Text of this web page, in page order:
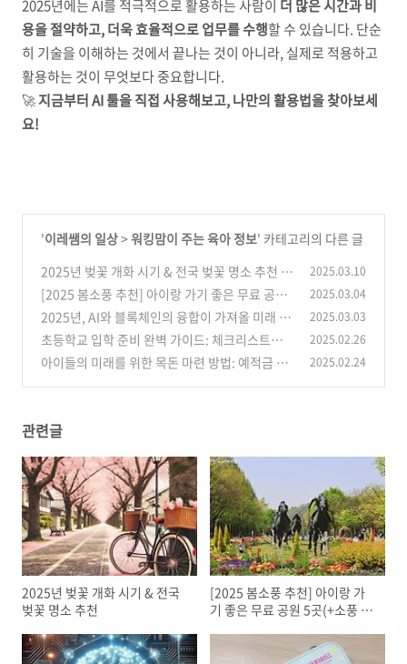
2025년에는 AI를 적극적으로 활용하는 사람이 더 많은 시간과 비
용을 절약하고, 더욱 효율적으로 업무를 수행할 수 있습니다. 단순
히 기술을 이해하는 것에서 끝나는 것이 아니라, 실제로 적용하고
활용하는 것이 무엇보다 중요합니다.
🚀지금부터 AI 툴을 직접 사용해보고, 나만의 활용법을 찾아보세
요!
'이레쌤의 일상>워킹맘이 주는 육아 정보' 카테고리의 다른 글
2025년 벚꽃 개화 시기 & 전국 벚꽃 명소 추천
(3)
2025.03.10
[2025 봄소풍 추천] 아이랑 가기 좋은 무료 공원
5곳(+소풍 필수템)
(3)
2025.03.04
2025년, AI와 블록체인의 융합이 가져올 미래 변
화
(4)
2025.03.03
초등학교 입학 준비 완벽 가이드: 체크리스트부
터 학교 생활 적응까지!
(1)
2025.02.26
아이들의 미래를 위한 목돈 마련 방법: 예적금 및
2025.02.24
관련글
2025년 벚꽃 개화 시기 & 전국
벚꽃 명소 추천
[2025 봄소풍 추천] 아이랑 가
기 좋은 무료 공원 5곳(+소풍 필